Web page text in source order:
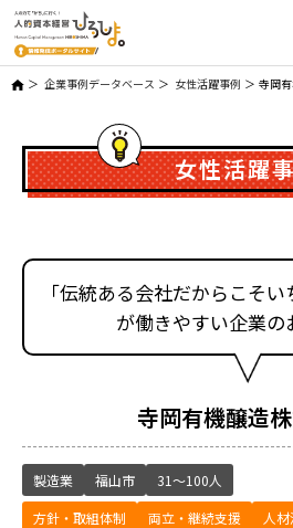
企業事例データベース 女性活躍事例 寺岡
女性活躍
「伝統ある会社だからこそ
が働きやすい企業の
寺岡有機醸造
製造業 福山市
31～100人
方針・取組体制
両立・継続支援 人